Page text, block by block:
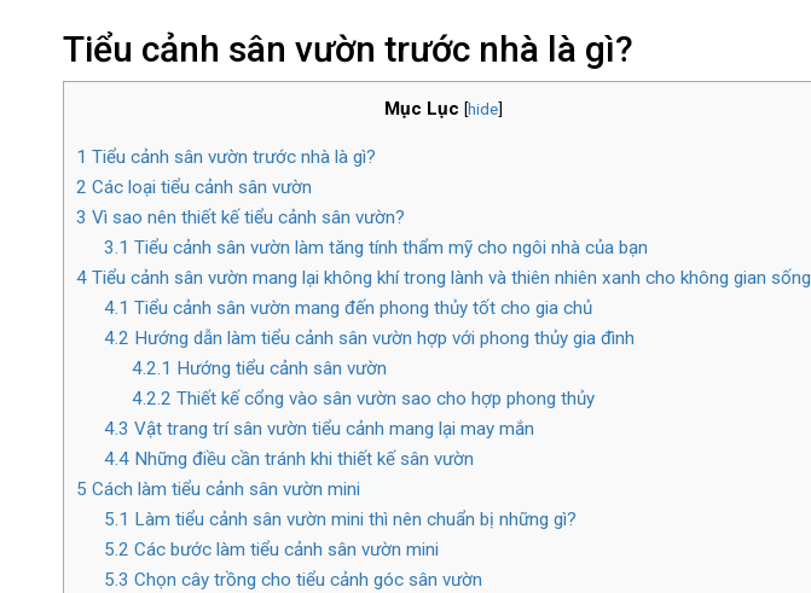
Tiểu cảnh sân vườn trước nhà là gì?
Mục Lục [hide]
1 Tiểu cảnh sân vườn trước nhà là gì?
2 Các loại tiểu cảnh sân vườn
3 Vì sao nên thiết kế tiểu cảnh sân vườn?
3.1 Tiểu cảnh sân vườn làm tăng tính thẩm mỹ cho ngôi nhà của bạn
4 Tiểu cảnh sân vườn mang lại không khí trong lành và thiên nhiên xanh cho không gian sống
4.1 Tiểu cảnh sân vườn mang đến phong thủy tốt cho gia chủ
4.2 Hướng dẫn làm tiểu cảnh sân vườn hợp với phong thủy gia đình
4.2.1 Hướng tiểu cảnh sân vườn
4.2.2 Thiết kế cổng vào sân vườn sao cho hợp phong thủy
4.3 Vật trang trí sân vườn tiểu cảnh mang lại may mắn
4.4Những điều cần tránh khi thiết kế sân vườn
5 Cách làm tiểu cảnh sân vườn mini
5.1 Làm tiểu cảnh sân vườn mini thì nên chuẩn bị những gì?
5.2 Các bước làm tiểu cảnh sân vườn mini
5.3 Chọn cây trồng cho tiểu cảnh góc sân vườn